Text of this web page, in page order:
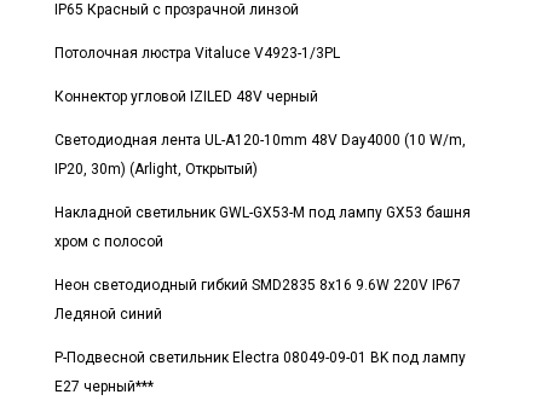
IP65 Красный с прозрачной линзой
Потолочная люстра Vitaluce V4923-1/3PL
Коннектор угловой IZILED 48V черный
Светодиодная лента UL-A120-10mm 48V Day4000 (10 W/m,
IP20, 30m) (Arlight, Открытый)
Накладной светильник GWL-GX53-M под лампу GX53 башня
хром с полосой
Неон светодиодный гибкий SMD2835 8x16 9.6W 220V IP67
Ледяной синий
Р-Подвесной светильник Electra 08049-09-01 BK под лампу
E27 черный***